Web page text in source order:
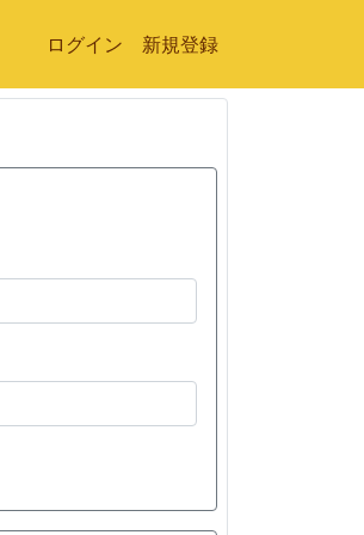
ログイン 新規登録